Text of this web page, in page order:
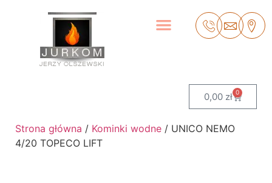
0,00 zł 0
Strona główna / Kominki wodne / UNICO NEMO
4/20 TOPECO LIFT